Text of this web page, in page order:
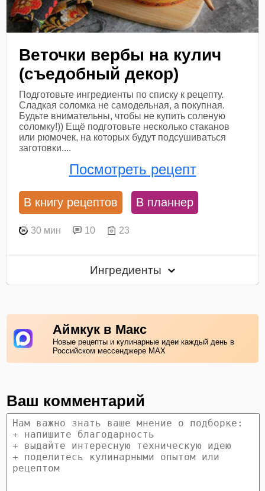
Веточки вербы на кулич
(съедобный декор)
Подготовьте ингредиенты по списку к рецепту.
Сладкая соломка не самодельная, а покупная.
Будьте внимательны, чтобы не купить соленую
соломку!)) Ещё подготовьте несколько стаканов
или рюмочек, на которых будут подсушиваться
заготовки....
Посмотреть рецепт
В книгу рецептов В планнер
30 мин 10 23
Ингредиенты
Аймкук в Макс
Новые рецепты и кулинарные идеи каждый день в
Российском мессенджере MAX
Ваш комментарий